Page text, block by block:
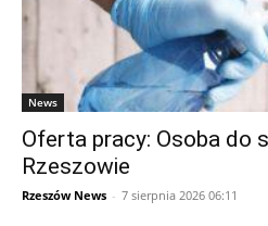
News
Oferta pracy: Osoba do
Rzeszowie
Rzeszów News - 7 sierpnia 2026 06:11